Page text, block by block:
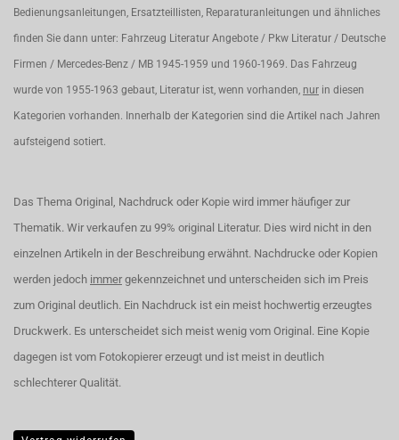
Bedienungsanleitungen, Ersatzteillisten, Reparaturanleitungen und ähnliches
finden Sie dann unter: Fahrzeug Literatur Angebote / Pkw Literatur / Deutsche
Firmen / Mercedes-Benz / MB 1945-1959 und 1960-1969. Das Fahrzeug
wurde von 1955-1963 gebaut, Literatur ist, wenn vorhanden, nur in diesen
Kategorien vorhanden. Innerhalb der Kategorien sind die Artikel nach Jahren
aufsteigend sotiert.
Das Thema Original, Nachdruck oder Kopie wird immer häufiger zur
Thematik. Wir verkaufen zu 99% original Literatur. Dies wird nicht in den
einzelnen Artikeln in der Beschreibung erwähnt. Nachdrucke oder Kopien
werden jedoch immer gekennzeichnet und unterscheiden sich im Preis
zum Original deutlich. Ein Nachdruck ist ein meist hochwertig erzeugtes
Druckwerk. Es unterscheidet sich meist wenig vom Original. Eine Kopie
dagegen ist vom Fotokopierer erzeugt und ist meist in deutlich
schlechterer Qualität.